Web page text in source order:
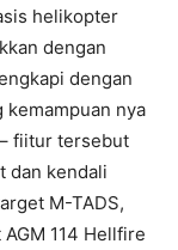
helikopter
dengan
dengan
nya
fiitur tersebut
dan kendali
M-TADS,
114 Hellfire